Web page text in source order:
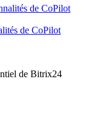
de CoPilot
de Bitrix24